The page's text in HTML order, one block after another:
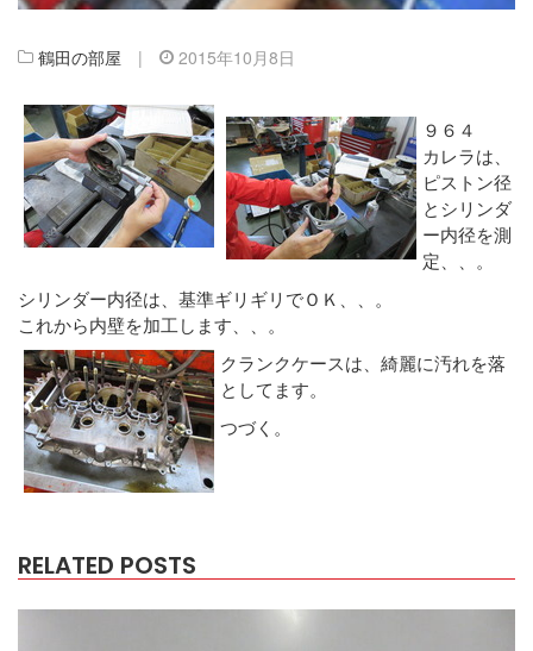
鶴田の部屋 | 2015年10月8日
９６４
カレラは、
ピストン径
とシリンダ
ー内径を測
定、、。
シリンダー内径は、基準ギリギリでＯＫ、、。
これから内壁を加工します、、。
クランクケースは、綺麗に汚れを落
としてます。
つづく。
RELATED POSTS